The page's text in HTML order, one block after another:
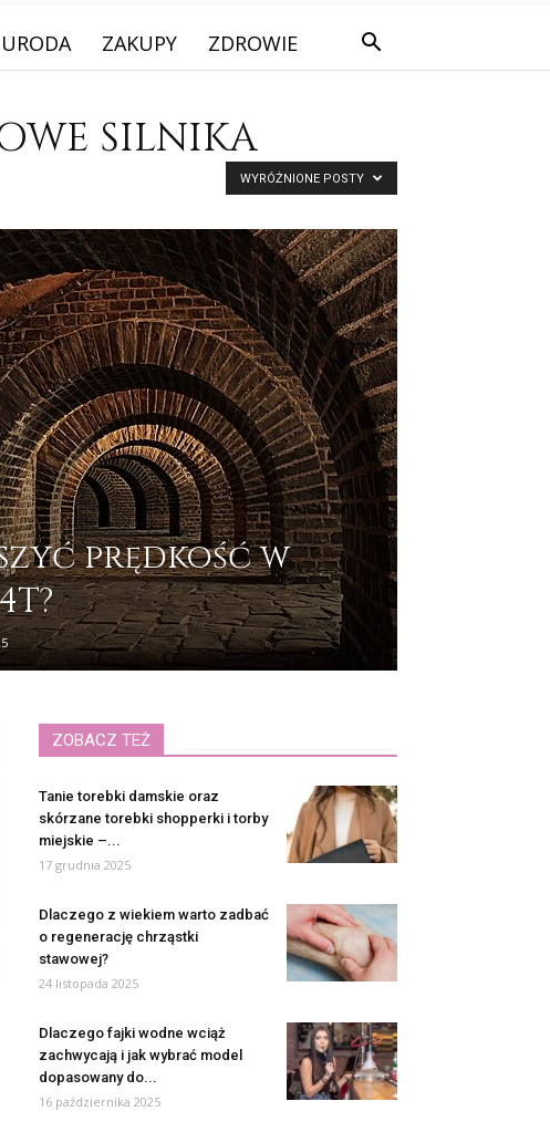
URODA ZAKUPY ZDROWIE
SILNIKA
WYRÓŻNIONE POSTY
prędkość w
ZOBACZ TEŻ
Tanie torebki damskie oraz
skórzane torebki shopperki i torby
miejskie –...
17 grudnia 2025
Dlaczego z wiekiem warto zadbać
o regenerację chrząstki
stawowej?
24 listopada 2025
Dlaczego fajki wodne wciąż
zachwycają i jak wybrać model
dopasowany do...
16 października 2025